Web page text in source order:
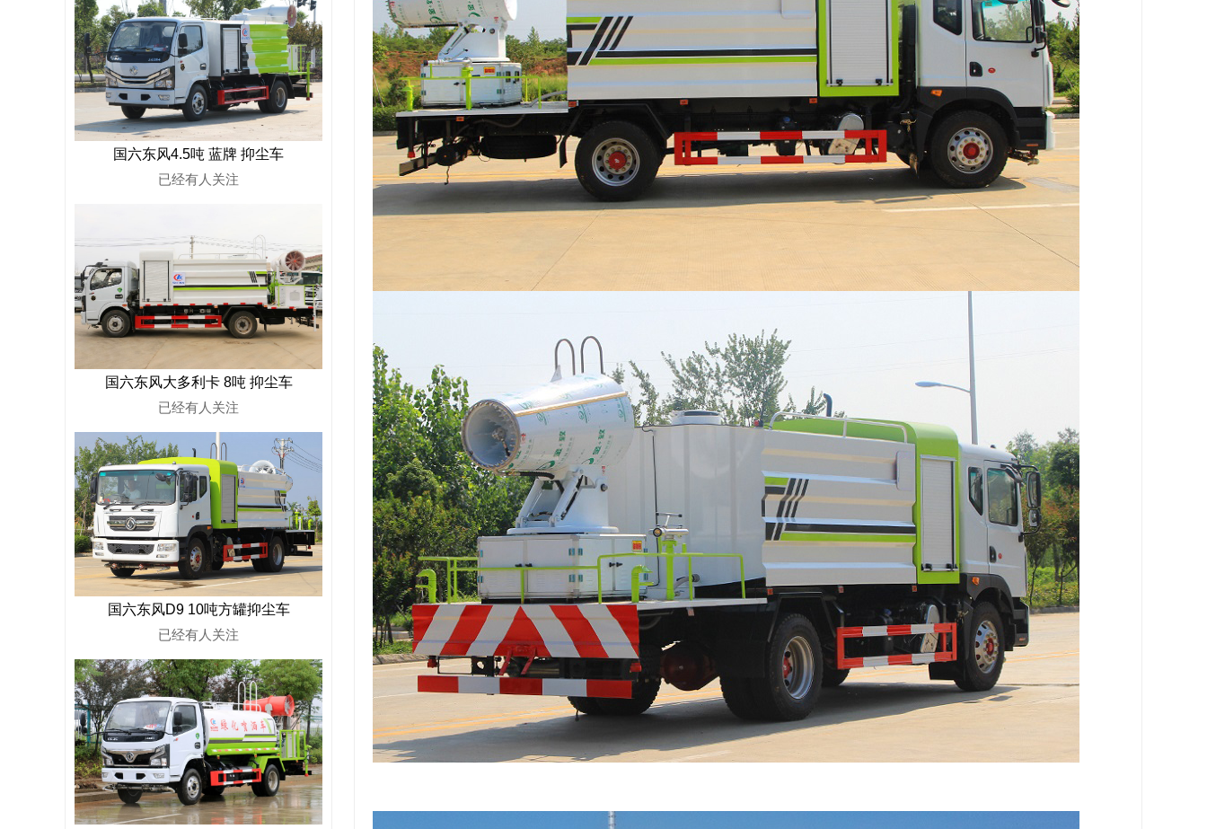
国六东风4.5吨 蓝牌 抑尘车
已经有人关注
国六东风大多利卡 8吨 抑尘车
已经有人关注
国六东风D9 10吨方罐抑尘车
已经有人关注